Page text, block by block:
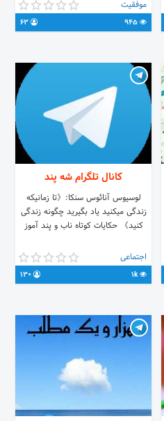
موفقیت
کانال تلگرام شه پند
لوسیوس آنائوس سنکا:《تا زمانیکه
زندگی میکنید یاد بگیرید چگونه زندگی
کنید》 حکایات کوتاه ناب و پند آموز
اجتماعی
1k